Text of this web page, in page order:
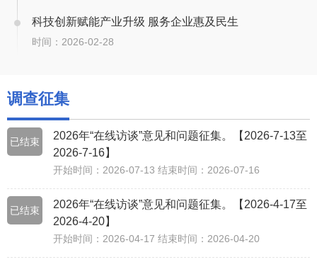
科技创新赋能产业升级 服务企业惠及民生
时间：2026-02-28
调查征集
已结束
2026年“在线访谈”意见和问题征集。【2026-7-13至
2026-7-16】
开始时间：2026-07-13 结束时间：2026-07-16
已结束
2026年“在线访谈”意见和问题征集。【2026-4-17至
2026-4-20】
开始时间：2026-04-17 结束时间：2026-04-20